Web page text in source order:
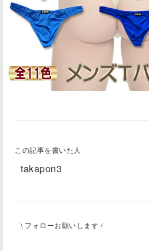
この記事を書いた人
takapon3
\ フォローお願いします /